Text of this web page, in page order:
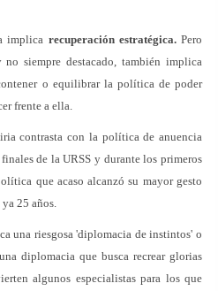
implica recuperación estratégica.Pero
siempre destacado, también implica
o equilibrar la política de poder
frente a ella.
contrasta con la política de anuencia
de la URSS y durante los primeros
que acaso alcanzó su mayor gesto
25 años.
una riesgosa 'diplomacia de instintos' o
diplomacia que busca recrear glorias
algunos especialistas para los que